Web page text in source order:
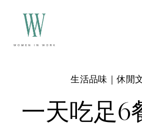
一天吃足6
生活品味｜休閒